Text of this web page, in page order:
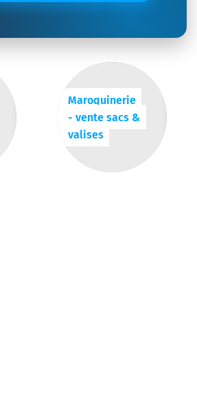
Maroquinerie
- vente sacs &
valises